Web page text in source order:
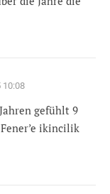
10:08
gefühlt 9
ikincilik